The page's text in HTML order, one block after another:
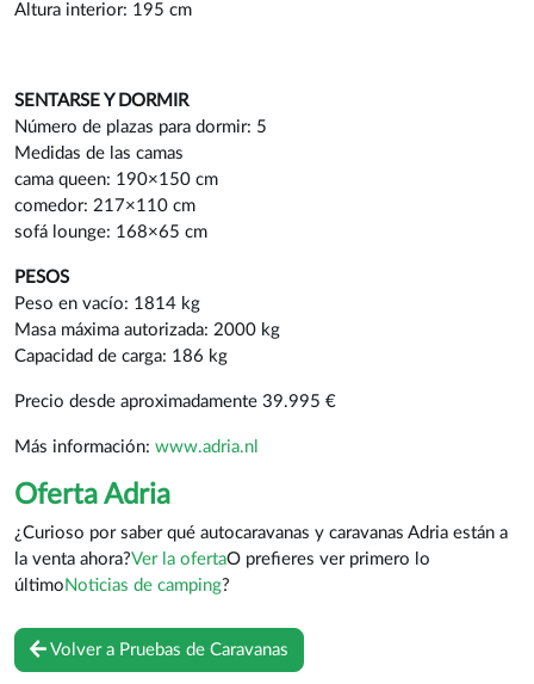
Altura interior: 195 cm
SENTARSE Y DORMIR
Número de plazas para dormir: 5
Medidas de las camas
cama queen: 190×150 cm
comedor: 217×110 cm
sofá lounge: 168×65 cm
PESOS
Peso en vacío: 1814 kg
Masa máxima autorizada: 2000 kg
Capacidad de carga: 186 kg
Precio desde aproximadamente 39.995 €
Más información: www.adria.nl
Oferta Adria
¿Curioso por saber qué autocaravanas y caravanas Adria están a
la venta ahora?Ver la ofertaO prefieres ver primero lo
último Noticias de camping?
Volver a Pruebas de Caravanas